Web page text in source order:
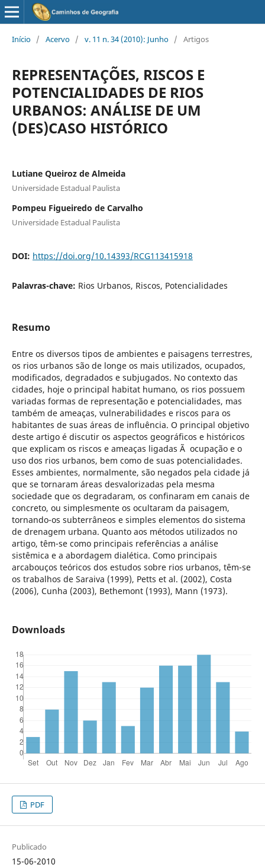
Início / Acervo / v. 11 n. 34 (2010): Junho / Artigos
REPRESENTAÇÕES, RISCOS E
POTENCIALIDADES DE RIOS
URBANOS: ANÁLISE DE UM
(DES)CASO HISTÓRICO
Lutiane Queiroz de Almeida
Universidade Estadual Paulista
Pompeu Figueiredo de Carvalho
Universidade Estadual Paulista
DOI: https://doi.org/10.14393/RCG113415918
Palavras-chave: Rios Urbanos, Riscos, Potencialidades
Resumo
Entre os diversos tipos de ambientes e paisagens terrestres,
os rios urbanos são de longe os mais utilizados, ocupados,
modificados, degradados e subjugados. No contexto das
cidades, hoje o principal habitat humano, os rios possuem
variadas formas de representação e potencialidades, mas
também de ameaças, vulnerabilidades e riscos para os
habitantes de suas áreas de influência. O principal objetivo
deste artigo é discutir os aspectos geográficos e históricos
que explicam os riscos e ameaças ligadas Ã ocupação e o
uso dos rios urbanos, bem como de suas potencialidades.
Esses ambientes, normalmente, são negados pela cidade já
que se tornaram áreas desvalorizadas pela mesma
sociedade que os degradaram, os confinaram em canais de
concreto, ou simplesmente os ocultaram da paisagem,
tornando-os subterrâneos e simples elementos do sistema
de drenagem urbana. Quanto aos métodos utilizados no
artigo, têm-se como principais referências a análise
sistêmica e a abordagem dialética. Como principais
arcabouços teóricos dos estudos sobre rios urbanos, têm-se
os trabalhos de Saraiva (1999), Petts et al. (2002), Costa
(2006), Cunha (2003), Bethemont (1993), Mann (1973).
Downloads
PDF
Publicado
15-06-2010